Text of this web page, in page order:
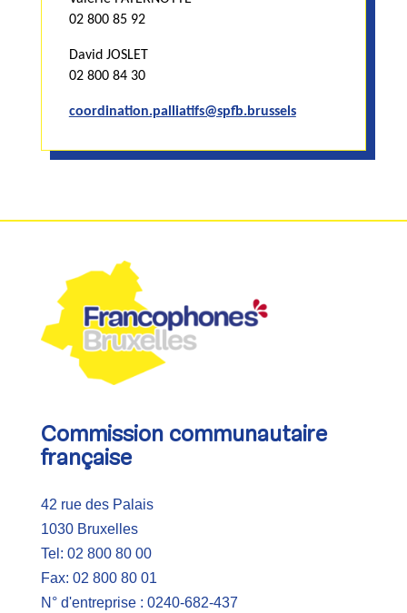
02 800 85 92
David JOSLET
02 800 84 30
coordination.palliatifs@spfb.brussels
Commission communautaire
française
42 rue des Palais
1030 Bruxelles
Tel: 02 800 80 00
Fax: 02 800 80 01
N° d'entreprise : 0240-682-437